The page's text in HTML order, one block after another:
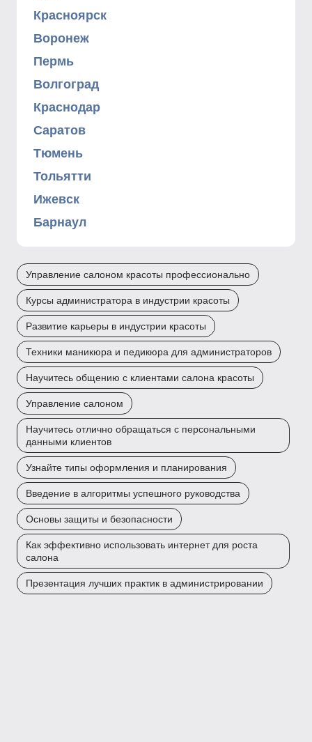
Красноярск
Воронеж
Пермь
Волгоград
Краснодар
Саратов
Тюмень
Тольятти
Ижевск
Барнаул
Управление салоном красоты профессионально
Курсы администратора в индустрии красоты
Развитие карьеры в индустрии красоты
Техники маникюра и педикюра для администраторов
Научитесь общению с клиентами салона красоты
Управление салоном
Научитесь отлично обращаться с персональными
данными клиентов
Узнайте типы оформления и планирования
Введение в алгоритмы успешного руководства
Основы защиты и безопасности
Как эффективно использовать интернет для роста
салона
Презентация лучших практик в администрировании